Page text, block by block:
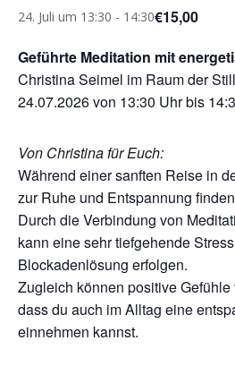
24. Juli um 13:30 - 14:30€15,00
Geführte Meditation mit
Christina Seimel im Raum der
24.07.2026 von 13:30 Uhr bis
Von Christina für Euch:
Während einer sanften Reise in
zur Ruhe und Entspannung
Durch die Verbindung von
kann eine sehr tiefgehende
Blockadenlösung erfolgen.
Zugleich können positive
dass du auch im Alltag eine
einnehmen kannst.